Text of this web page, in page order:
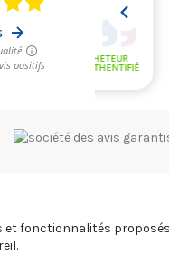
fonctionnalités